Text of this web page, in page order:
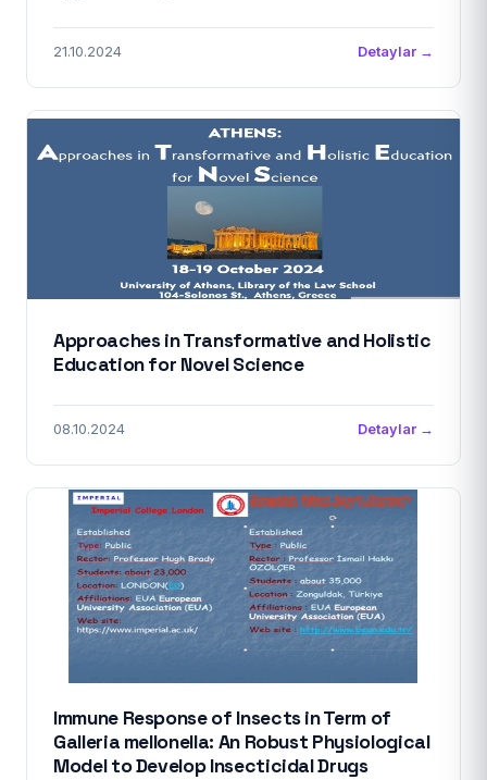
21.10.2024 Detaylar →
Approaches in Transformative and Holistic
Education for Novel Science
08.10.2024 Detaylar →
Immune Response of Insects in Term of
Galleria mellonella: An Robust Physiological
Model to Develop Insecticidal Drugs